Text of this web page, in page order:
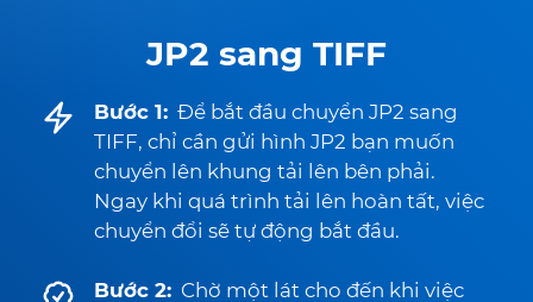
JP2 sang TIFF
Bước 1: Để bắt đầu chuyển JP2 sang
TIFF, chỉ cần gửi hình JP2 bạn muốn
chuyển lên khung tải lên bên phải.
Ngay khi quá trình tải lên hoàn tất, việc
chuyển đổi sẽ tự động bắt đầu.
Bước 2: Chờ một lát cho đến khi việc